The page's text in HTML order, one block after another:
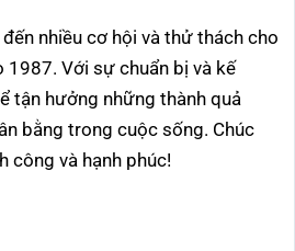
nhiều cơ hội và thử thách cho
Với sự chuẩn bị và kế
tận hưởng những thành quả
bằng trong cuộc sống. Chúc
công và hạnh phúc!